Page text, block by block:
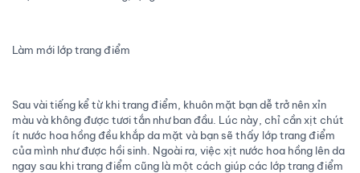
Làm mới lớp trang điểm
Sau vài tiếng kể từ khi trang điểm, khuôn mặt bạn dễ trở nên xỉn
màu và không được tươi tắn như ban đầu. Lúc này, chỉ cần xịt chút
ít nước hoa hồng đều khắp da mặt và bạn sẽ thấy lớp trang điểm
của mình như được hồi sinh. Ngoài ra, việc xịt nước hoa hồng lên da
ngay sau khi trang điểm cũng là một cách giúp các lớp trang điểm